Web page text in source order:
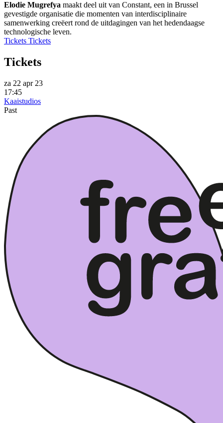
Elodie Mugrefya maakt deel uit van Constant, een in Brussel
gevestigde organisatie die momenten van interdisciplinaire
samenwerking creëert rond de uitdagingen van het hedendaagse
technologische leven.
Tickets Tickets
Tickets
za 22 apr 23
17:45
Kaaistudios
Past